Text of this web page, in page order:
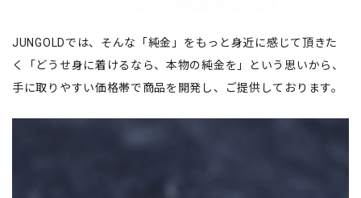
JUNGOLDでは、そんな「純金」をもっと身近に感じて頂きた
く「どうせ身に着けるなら、本物の純金を」という思いから、
手に取りやすい価格帯で商品を開発し、ご提供しております。